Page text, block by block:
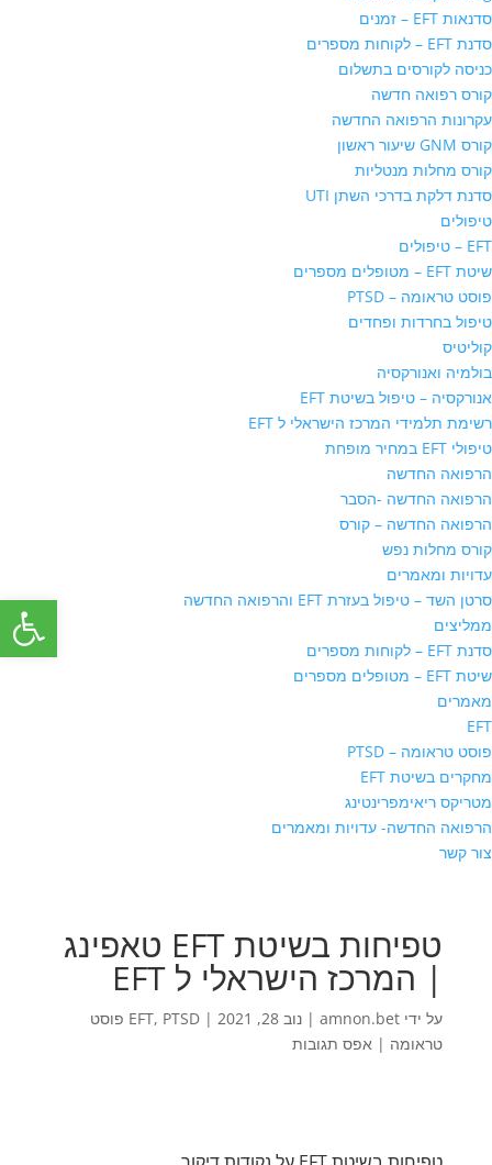
סדנאות EFT – זמנים
סדנת EFT – לקוחות מספרים
כניסה לקורסים בתשלום
קורס רפואה חדשה
עקרונות הרפואה החדשה
קורס GNM שיעור ראשון
קורס מחלות מנטליות
סדנת דלקת בדרכי השתן UTI
טיפולים
EFT – טיפולים
שיטת EFT – מטופלים מספרים
פוסט טראומה – PTSD
טיפול בחרדות ופחדים
קוליטיס
בולמיה ואנורקסיה
אנורקסיה – טיפול בשיטת EFT
רשימת תלמידי המרכז הישראלי ל EFT
טיפולי EFT במחיר מופחת
הרפואה החדשה
הרפואה החדשה -הסבר
הרפואה החדשה – קורס
קורס מחלות נפש
עדויות ומאמרים
סרטן השד – טיפול בעזרת EFT והרפואה החדשה
ממליצים
סדנת EFT – לקוחות מספרים
שיטת EFT – מטופלים מספרים
מאמרים
EFT
פוסט טראומה – PTSD
מחקרים בשיטת EFT
מטריקס ריאימפרינטינג
הרפואה החדשה- עדויות ומאמרים
צור קשר
טפיחות בשיטת EFT טאפינג
| המרכז הישראלי ל EFT
על ידי amnon.bet
| נוב 28, 2021 |
EFT,
PTSD פוסט
טראומה | אפס תגובות
פתח